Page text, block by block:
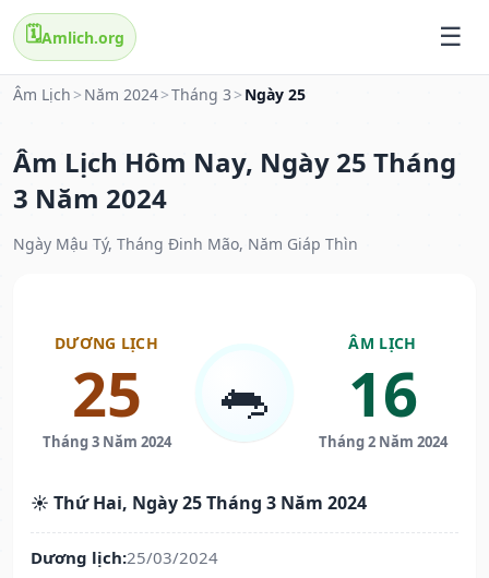
🗓️Amlich.org
Âm Lịch > Năm 2024>Tháng 3 > Ngày 25
Âm Lịch Hôm Nay, Ngày 25 Tháng
3 Năm 2024
Ngày Mậu Tý, Tháng Đinh Mão, Năm Giáp Thìn
DƯƠNG LỊCH
25
Tháng 3 Năm 2024
🐀
ÂM LỊCH
16
Tháng 2 Năm 2024
☀️ Thứ Hai, Ngày 25 Tháng 3 Năm 2024
Dương lịch:25/03/2024